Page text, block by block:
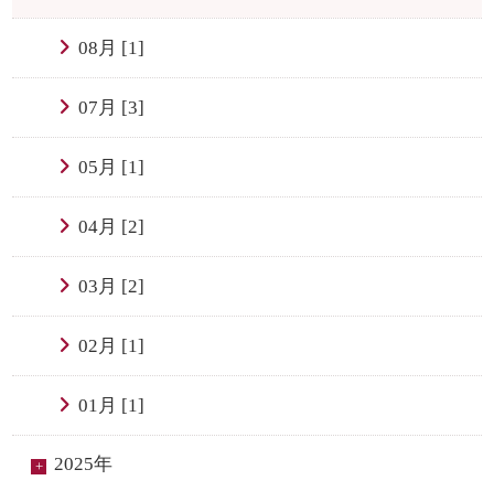
08月 [1]
07月 [3]
05月 [1]
04月 [2]
03月 [2]
02月 [1]
01月 [1]
2025年
WEB会員新規登録
予約確認・変更・キャンセル マイページログイン